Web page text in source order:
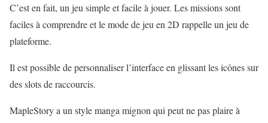
C’est en fait, un jeu simple et facile à jouer. Les missions sont
faciles à comprendre et le mode de jeu en 2D rappelle un jeu de
plateforme.
Il est possible de personnaliser l’interface en glissant les icônes sur
des slots de raccourcis.
MapleStory a un style manga mignon qui peut ne pas plaire à